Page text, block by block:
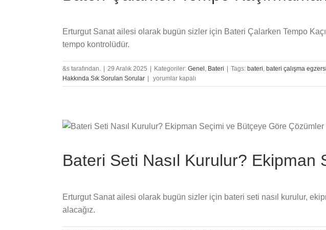
Erturgut Sanat ailesi olarak bugün sizler için Bateri Çalarken Tempo
tempo kontrolüdür.
&s tarafından. 29 Aralık 2025 Kategoriler: Genel , Bateri Tags: bateri, bateri çalışma
Hakkında Sık Sorulan Sorular
Bateri
Çalarken
Tüyolar
yorumlar kapalı
Bateri Seti Nasıl Kurulur?
Erturgut Sanat ailesi olarak bugün sizler için bateri seti nasıl kurulur,
alacağız.